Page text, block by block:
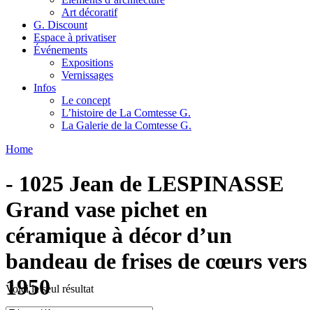
Art décoratif
G. Discount
Espace à privatiser
Événements
Expositions
Vernissages
Infos
Le concept
L’histoire de La Comtesse G.
La Galerie de la Comtesse G.
Home
- 1025 Jean de LESPINASSE
Grand vase pichet en
céramique à décor d’un
bandeau de frises de cœurs vers
1950
Voici le seul résultat